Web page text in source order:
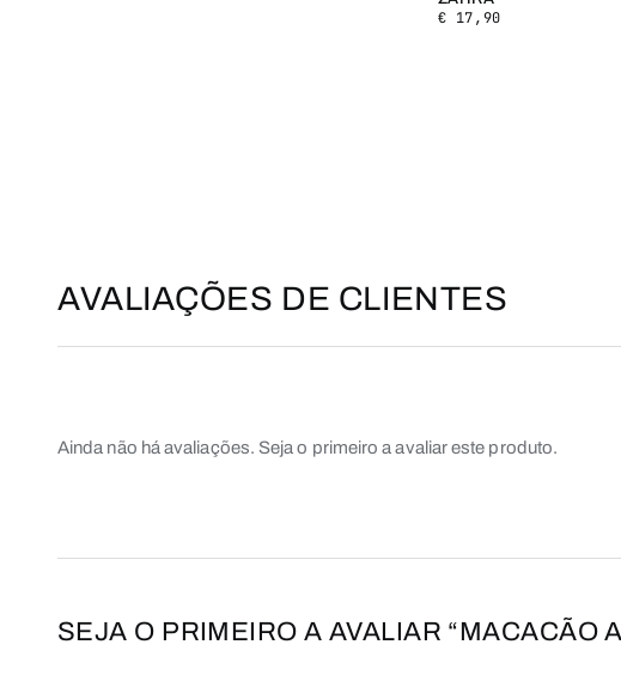
€ 17,90
AVALIAÇÕES DE CLIENTES
Ainda não há avaliações. Seja o primeiro a avaliar este produto.
SEJA O PRIMEIRO A AVALIAR “MACACÃO